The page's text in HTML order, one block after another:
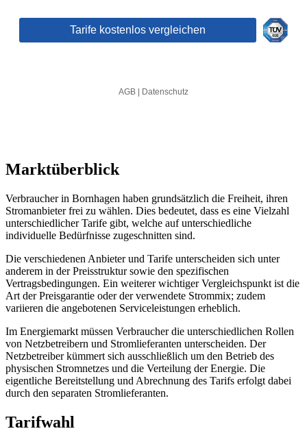
Marktüberblick
Verbraucher in Bornhagen haben grundsätzlich die Freiheit, ihren
Stromanbieter frei zu wählen. Dies bedeutet, dass es eine Vielzahl
unterschiedlicher Tarife gibt, welche auf unterschiedliche
individuelle Bedürfnisse zugeschnitten sind.
Die verschiedenen Anbieter und Tarife unterscheiden sich unter
anderem in der Preisstruktur sowie den spezifischen
Vertragsbedingungen. Ein weiterer wichtiger Vergleichspunkt ist die
Art der Preisgarantie oder der verwendete Strommix; zudem
variieren die angebotenen Serviceleistungen erheblich.
Im Energiemarkt müssen Verbraucher die unterschiedlichen Rollen
von Netzbetreibern und Stromlieferanten unterscheiden. Der
Netzbetreiber kümmert sich ausschließlich um den Betrieb des
physischen Stromnetzes und die Verteilung der Energie. Die
eigentliche Bereitstellung und Abrechnung des Tarifs erfolgt dabei
durch den separaten Stromlieferanten.
Tarifwahl